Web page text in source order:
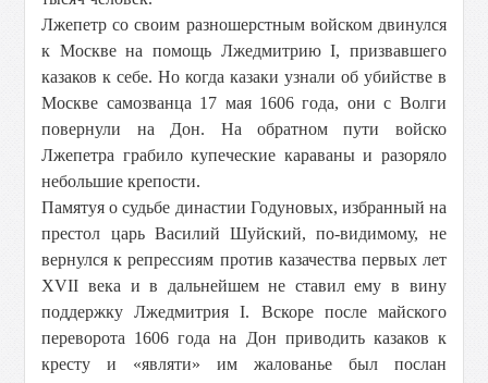
Лжепетр со своим разношерстным войском двинулся
к Москве на помощь Лжедмитрию I, призвавшего
казаков к себе. Но когда казаки узнали об убийстве в
Москве самозванца 17 мая 1606 года, они с Волги
повернули на Дон. На обратном пути войско
Лжепетра грабило купеческие караваны и разоряло
небольшие крепости.
Памятуя о судьбе династии Годуновых, избранный на
престол царь Василий Шуйский, по-видимому, не
вернулся к репрессиям против казачества первых лет
XVII века и в дальнейшем не ставил ему в вину
поддержку Лжедмитрия I. Вскоре после майского
переворота 1606 года на Дон приводить казаков к
кресту и «являти» им жалованье был послан